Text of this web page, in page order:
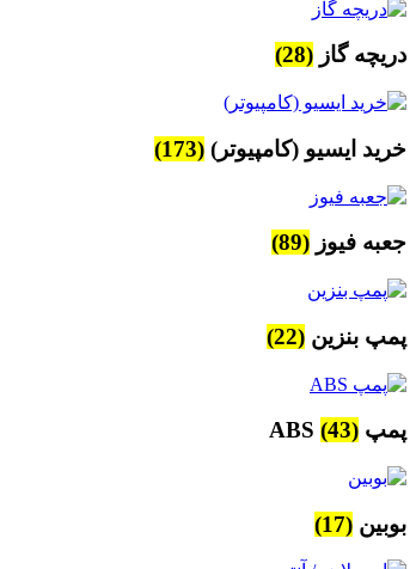
دریچه گاز (28)
خرید ایسیو (کامپیوتر) (173)
جعبه فیوز (89)
پمپ بنزین (22)
پمپ ABS (43)
بوبین (17)